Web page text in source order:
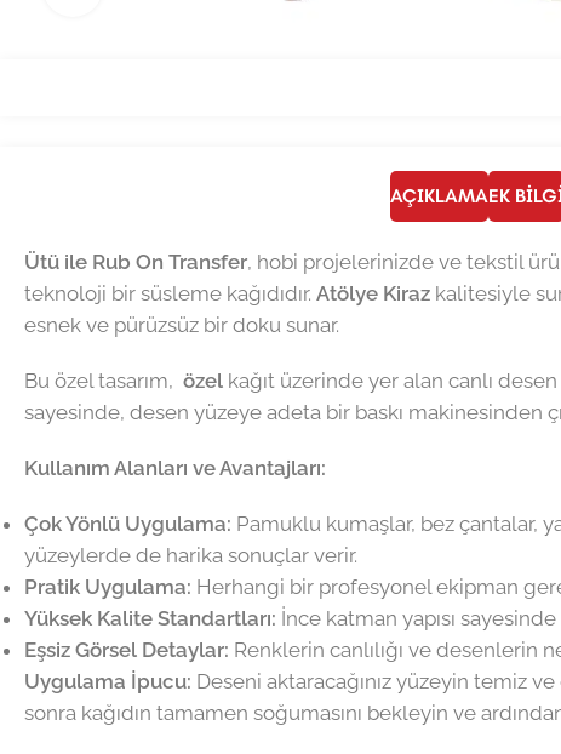
AÇIKLAMAEK
Ütü ile Rub On Transfer, hobi projelerinizde ve tekstil
teknoloji bir süsleme kağıdıdır. Atölye Kiraz kalitesiyle
esnek ve pürüzsüz bir doku sunar.
Bu özel tasarım, özel kağıt üzerinde yer alan canlı
sayesinde, desen yüzeye adeta bir baskı makinesinden
Kullanım Alanları ve Avantajları:
Çok Yönlü Uygulama: Pamuklu kumaşlar, bez çantalar,
yüzeylerde de harika sonuçlar verir.
Pratik Uygulama: Herhangi bir profesyonel ekipman
Yüksek Kalite Standartları: İnce katman yapısı
Eşsiz Görsel Detaylar: Renklerin canlılığı ve desenlerin
Uygulama İpucu: Deseni aktaracağınız yüzeyin temiz
sonra kağıdın tamamen soğumasını bekleyin ve